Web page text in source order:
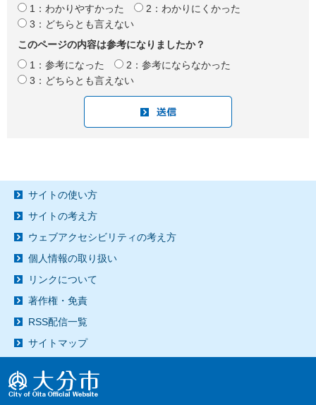
1：わかりやすかった
2：わかりにくかった
3：どちらとも言えない
このページの内容は参考になりましたか？
1：参考になった
2：参考にならなかった
3：どちらとも言えない
サイトの使い方
サイトの考え方
ウェブアクセシビリティの考え方
個人情報の取り扱い
リンクについて
著作権・免責
RSS配信一覧
サイトマップ